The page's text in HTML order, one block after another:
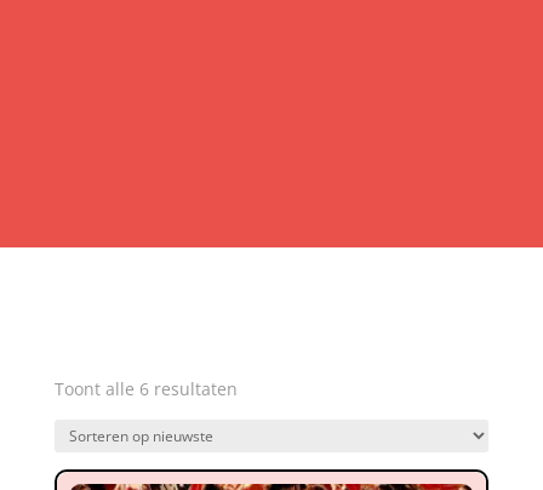
Toont alle 6 resultatenGesorteerd